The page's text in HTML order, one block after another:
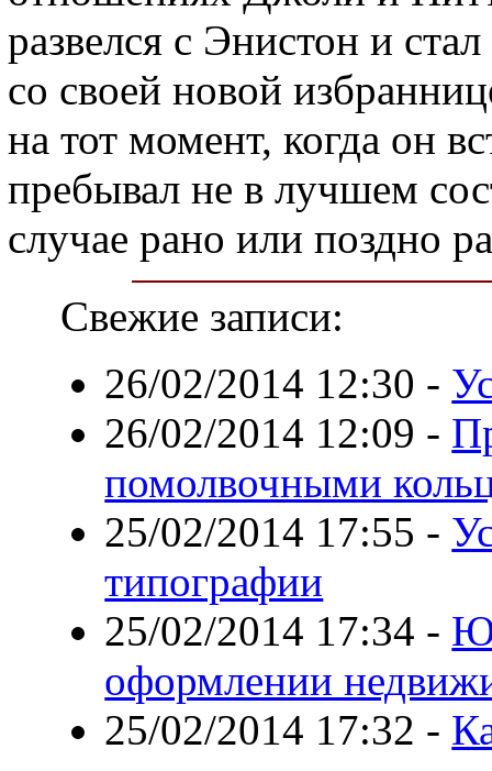
развелся с Энистон и
со своей новой
на тот момент, когда он
пребывал не в лучшем
случае рано или поздно
Свежие записи:
26/02/2014 12:30 -
26/02/2014 12:09 -
помолвочными
25/02/2014 17:55 -
типографии
25/02/2014 17:34 -
оформлении
25/02/2014 17:32 -